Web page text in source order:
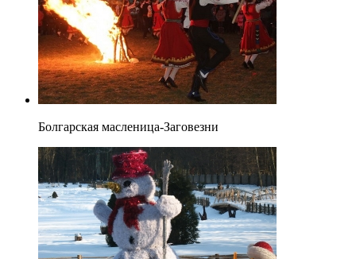
Болгарская масленица-Заговезни